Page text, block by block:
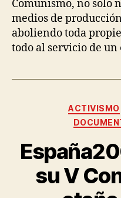
Comunismo, no solo
medios de
aboliendo toda
todo al servicio de
ACTIVISMO
su V